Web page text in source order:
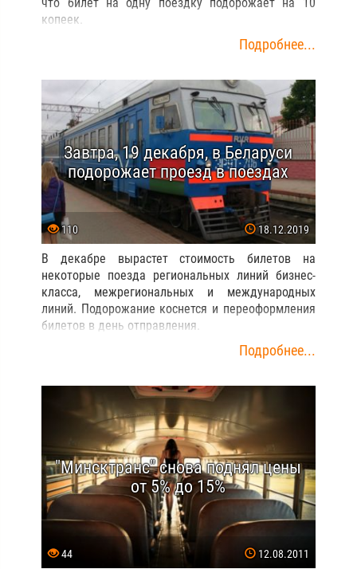
копеек.
Подробнее...
Завтра, 19 декабря, в Беларуси
подорожает проезд в поездах
110 18.12.2019
В декабре вырастет стоимость билетов на
некоторые поезда региональных линий бизнес-
класса, межрегиональных и международных
линий. Подорожание коснется и переоформления
билетов в день отправления.
Подробнее...
"Минсктранс" снова поднял цены
от 5% до 15%
44 12.08.2011